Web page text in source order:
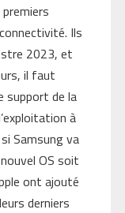
Ils
2023, et
il faut
support de la
à
Samsung va
OS soit
ont ajouté
derniers